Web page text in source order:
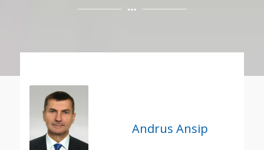
Andrus Ansip